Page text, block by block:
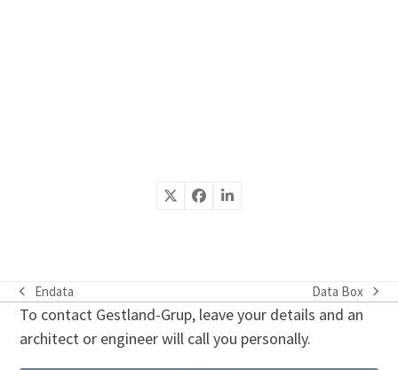
previous
post:
Endata
next
post:
Data Box
To contact Gestland-Grup, leave your details and an
architect or engineer will call you personally.